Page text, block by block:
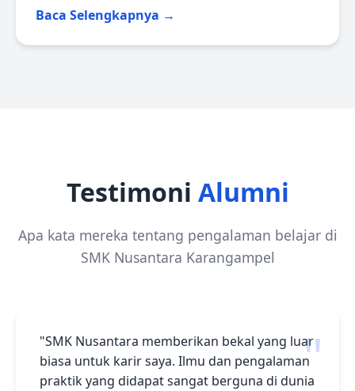
Baca Selengkapnya →
Testimoni Alumni
Apa kata mereka tentang pengalaman belajar di
SMK Nusantara Karangampel
"SMK Nusantara memberikan bekal yang luar
biasa untuk karir saya. Ilmu dan pengalaman
praktik yang didapat sangat berguna di dunia